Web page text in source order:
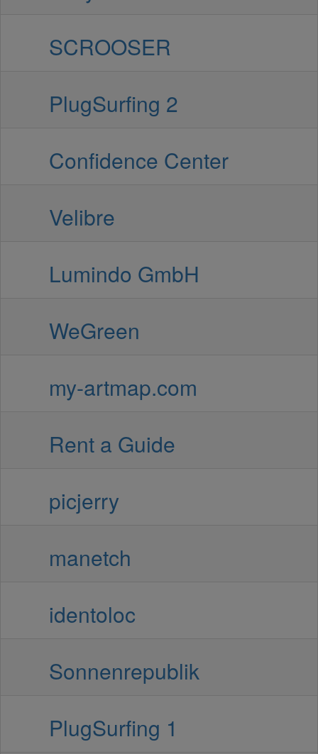
SCROOSER
PlugSurfing 2
Confidence Center
Velibre
Lumindo GmbH
WeGreen
my-artmap.com
Rent a Guide
picjerry
manetch
identoloc
Sonnenrepublik
PlugSurfing 1